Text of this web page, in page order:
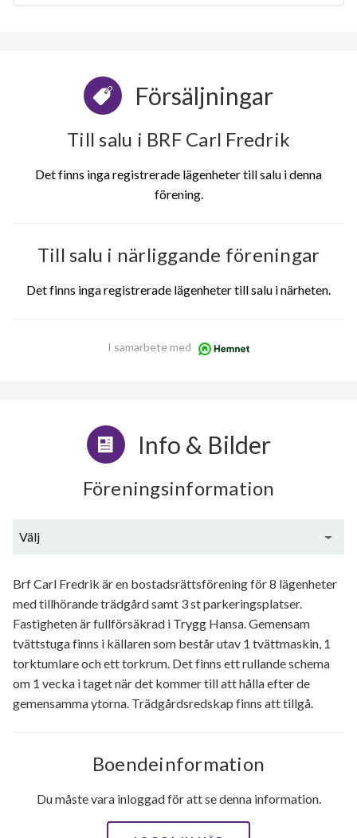
Försäljningar
Till salu i BRF Carl Fredrik
Det finns inga registrerade lägenheter till salu i denna
förening.
Till salu i närliggande föreningar
Det finns inga registrerade lägenheter till salu i närheten.
I samarbete med
Info & Bilder
Föreningsinformation
Välj
Brf Carl Fredrik är en bostadsrättsförening för 8 lägenheter
med tillhörande trädgård samt 3 st parkeringsplatser.
Fastigheten är fullförsäkrad i Trygg Hansa. Gemensam
tvättstuga finns i källaren som består utav 1 tvättmaskin, 1
torktumlare och ett torkrum. Det finns ett rullande schema
om 1 vecka i taget när det kommer till att hålla efter de
gemensamma ytorna. Trädgårdsredskap finns att tillgå.
Boendeinformation
Du måste vara inloggad för att se denna information.